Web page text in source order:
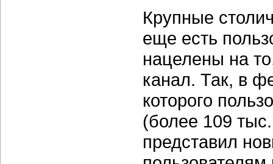
Крупные
еще есть
нацелены на
канал. Так, в
которого
(более 109
представил